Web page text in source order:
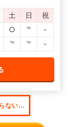
土 日
祝
○ ℡
-
℡ ℡ -
ない...